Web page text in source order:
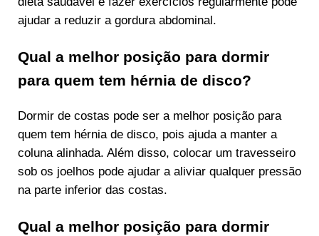
ajudar a reduzir a gordura abdominal.
Qual a melhor posição para dormir
para quem tem hérnia de disco?
Dormir de costas pode ser a melhor posição para
quem tem hérnia de disco, pois ajuda a manter a
coluna alinhada. Além disso, colocar um travesseiro
sob os joelhos pode ajudar a aliviar qualquer pressão
na parte inferior das costas.
Qual a melhor posição para dormir